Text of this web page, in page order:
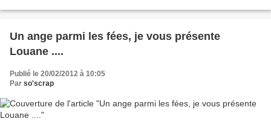
Un ange parmi les fées, je vous présente
Louane ....
Publié le 20/02/2012 à 10:05
Par so'scrap